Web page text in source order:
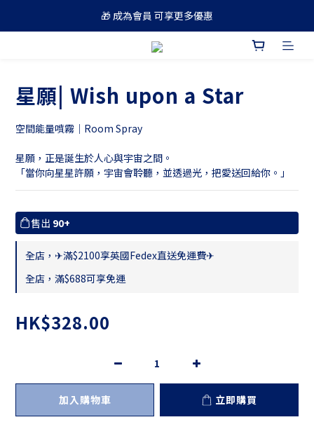
🚚 買滿 $688 順豐免運費
🎁 成為會員 可享更多優惠
🚚 買滿 $688 順豐免運費
星願| Wish upon a Star
空間能量噴霧｜Room Spray
星願，正是誕生於人心與宇宙之間。
「當你向星星許願，宇宙會聆聽，並透過光，把愛送回給你。」
售出 90+
全店，✈滿$2100享英國Fedex直送免運費✈
全店，滿$688可享免運
HK$328.00
加入購物車 立即購買